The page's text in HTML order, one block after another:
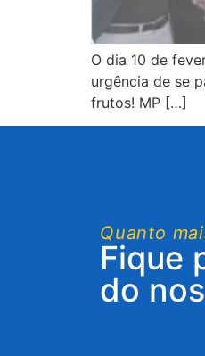
O dia 10 de
urgência de se
frutos! MP […]
Quanto
Fique
do